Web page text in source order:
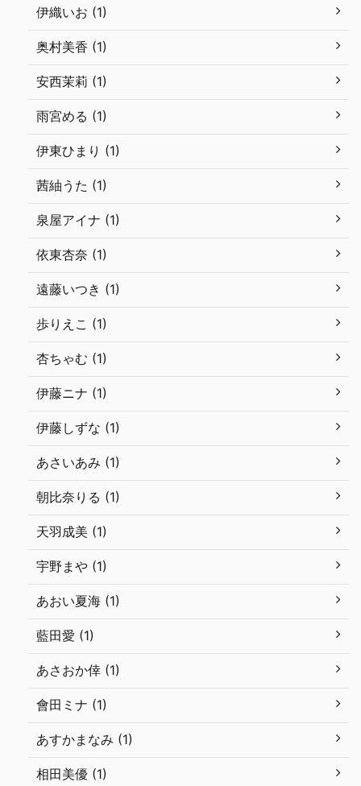
伊織いお (1)
奥村美香 (1)
安西茉莉 (1)
雨宮める (1)
伊東ひまり (1)
茜紬うた (1)
泉屋アイナ (1)
依東杏奈 (1)
遠藤いつき (1)
歩りえこ (1)
杏ちゃむ (1)
伊藤ニナ (1)
伊藤しずな (1)
あさいあみ (1)
朝比奈りる (1)
天羽成美 (1)
宇野まや (1)
あおい夏海 (1)
藍田愛 (1)
あさおか倖 (1)
會田ミナ (1)
あすかまなみ (1)
相田美優 (1)